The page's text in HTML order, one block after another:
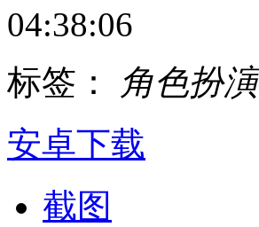
04:38:06
标签：
角色扮演
安卓下载
截图